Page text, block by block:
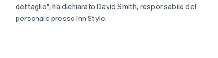
dettaglio", ha dichiarato David Smith, responsabile del
personale presso Inn Style.